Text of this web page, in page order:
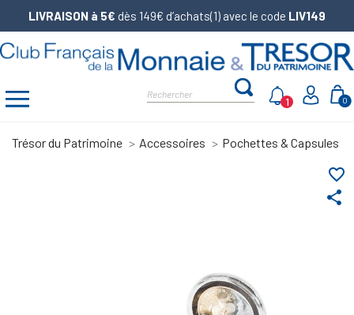
LIVRAISON à 5€ dès 149€ d’achats(1) avec le code LIV149
0
1
Trésor du Patrimoine Accessoires Pochettes & Capsules
share
favorite_border